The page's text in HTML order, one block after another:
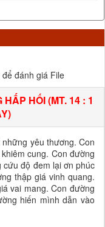
đánh giá File
HỐI (MT. 14 : 1
yêu thương. Con
cung. Con đường
độ đem lại ơn phúc
thập giá vinh quang.
vai mang. Con đường
hiến mình dẫn vào